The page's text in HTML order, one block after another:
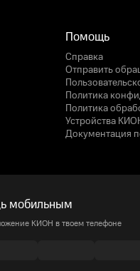
Помощь
Справка
Отправить
Политика
Политика
Устройства
Документация
мобильным
КИОН в твоем телефоне